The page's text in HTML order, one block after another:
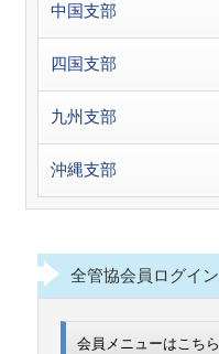
中国支部
四国支部
九州支部
沖縄支部
全管協会員ログイン
会員メニューはこちら